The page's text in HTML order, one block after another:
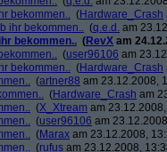
bekommen.. (Hardware_Crash
ihr bekommen.. (q.e.d. am
bekommen.. (RevX am
(user96106 am
bekommen.. (Hardware_Crash
(artner88 am 23.12.2008,
(Hardware_Crash am
(X_Xtream am
(user96106 am
(Marax am 23.12.2008,
(rufus am 23.12.2008,